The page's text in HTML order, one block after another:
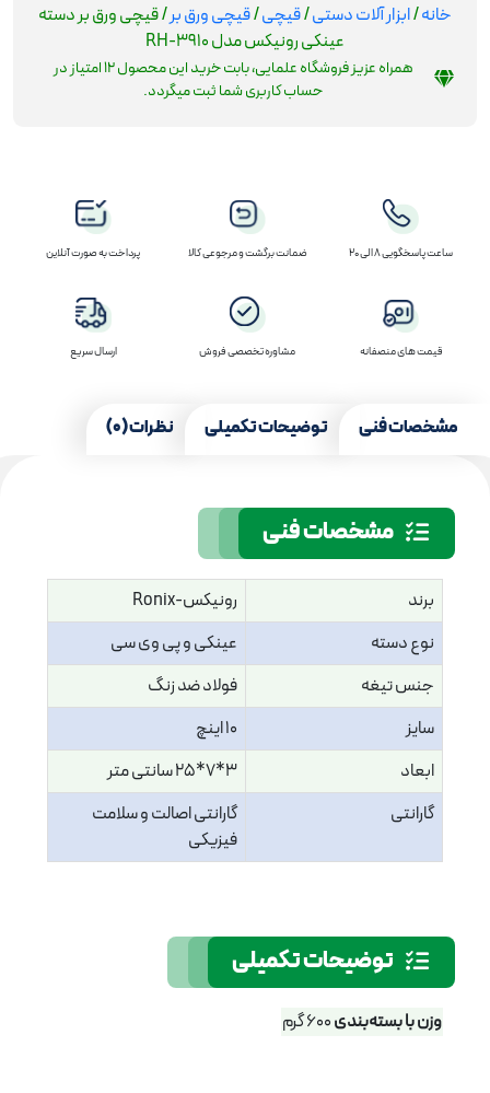
خانه/ابزار آلات دستی/قیچی/قیچی ورق بر/ قیچی ورق بر دسته
عینکی رونیکس مدل RH-3910
همراه عزیز فروشگاه علمایی، بابت خرید این محصول12امتیاز در
حساب کاربری شما ثبت میگردد.
ساعت پاسخگویی 8 الی 20 ضمانت برگشت و مرجوعی کالا پرداخت به صورت آنلاین
قیمت های منصفانه مشاوره تخصصی فروش ارسال سریع
مشخصات فنی توضیحات تکمیلی نظرات (0)
مشخصات فنی
برند
رونیکس-Ronix
نوع دسته
عینکی و پی وی سی
جنس تیغه
فولاد ضد زنگ
سایز
10 اینچ
ابعاد
3*7*25 سانتی متر
گارانتی
گارانتی اصالت و سلامت
فیزیکی
توضیحات تکمیلی
وزن با بسته‌بندی600 گرم